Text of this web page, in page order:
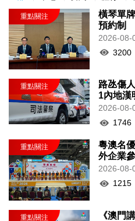
橫琴單
預約制
2026-08-
3200
路氹傷
1內地漢
2026-08-
1746
粵澳名
外企業
2026-08-
1215
《澳門